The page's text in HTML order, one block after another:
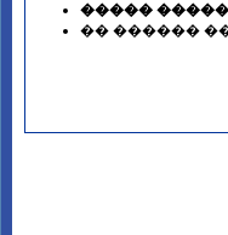
�����
�� ������